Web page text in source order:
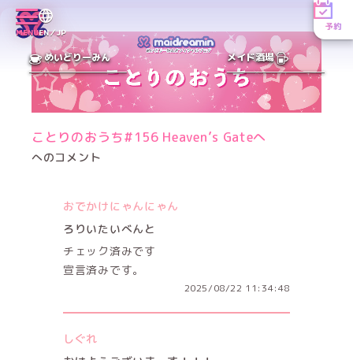
MENUEN／JP
予約
めいどりーみん メイド酒場
ことりのおうち#156 Heaven’s Gateへ
へのコメント
おでかけにゃんにゃん
ろりいたいべんと
チェック済みです
宣言済みです。
2025/08/22 11:34:48
しぐれ